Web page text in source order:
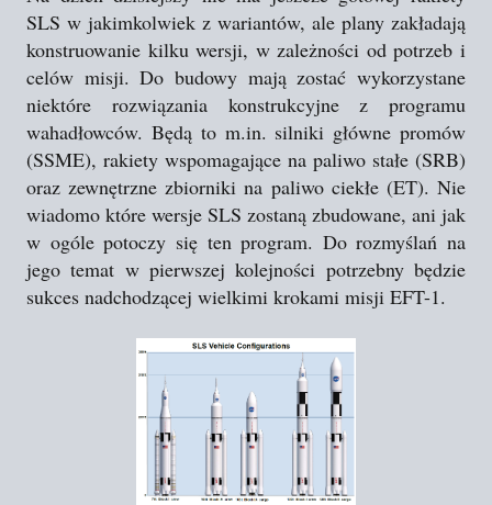
SLS w jakimkolwiek z wariantów, ale plany zakładają
konstruowanie kilku wersji, w zależności od potrzeb i
celów misji. Do budowy mają zostać wykorzystane
niektóre rozwiązania konstrukcyjne z programu
wahadłowców. Będą to m.in. silniki główne promów
(SSME), rakiety wspomagające na paliwo stałe (SRB)
oraz zewnętrzne zbiorniki na paliwo ciekłe (ET). Nie
wiadomo które wersje SLS zostaną zbudowane, ani jak
w ogóle potoczy się ten program. Do rozmyślań na
jego temat w pierwszej kolejności potrzebny będzie
sukces nadchodzącej wielkimi krokami misji EFT-1.